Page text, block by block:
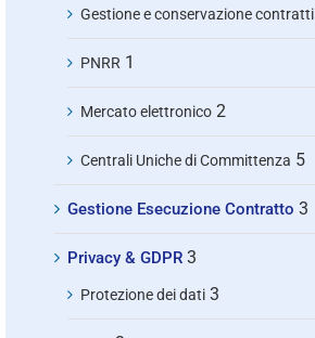
Gestione e conservazione contratti
PNRR 1
Mercato elettronico 2
Centrali Uniche di Committenza 5
Gestione Esecuzione Contratto 3
Privacy & GDPR 3
Protezione dei dati 3